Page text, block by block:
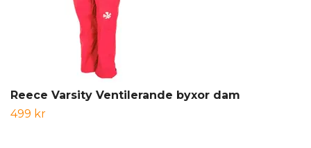
Reece Varsity Ventilerande byxor dam
499 kr